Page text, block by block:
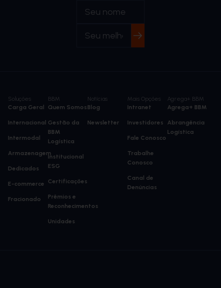
Soluções
Carga Geral
Internacional
Intermodal
Armazenagem
Dedicados
E-commerce
Fracionado
BBM
Quem Somos
Gestão da
BBM
Logística
Institucional
ESG
Certificações
Prêmios e
Reconhecimentos
Unidades
Notícias
Blog
Newsletter
Agrega+ BBM
Agrega+ BBM
Abrangência
Logística
Mais Opções
Intranet
Investidores
Fale Conosco
Trabalhe
Conosco
Canal de
Denúncias